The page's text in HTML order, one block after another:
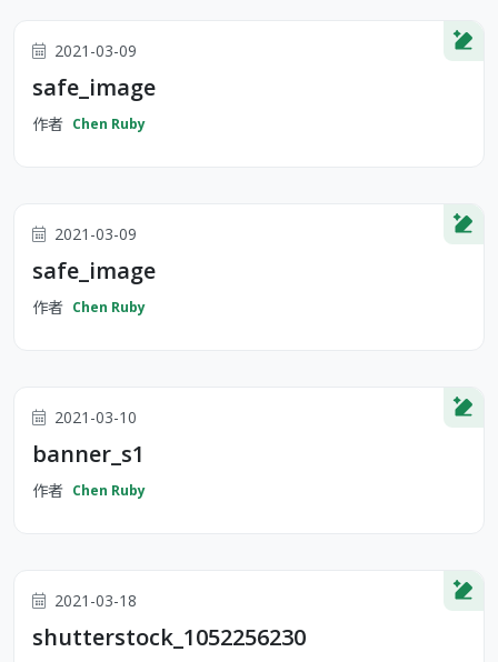
2021-03-09
safe_image
作者 Chen Ruby
2021-03-09
safe_image
作者 Chen Ruby
2021-03-10
banner_s1
作者 Chen Ruby
2021-03-18
shutterstock_1052256230